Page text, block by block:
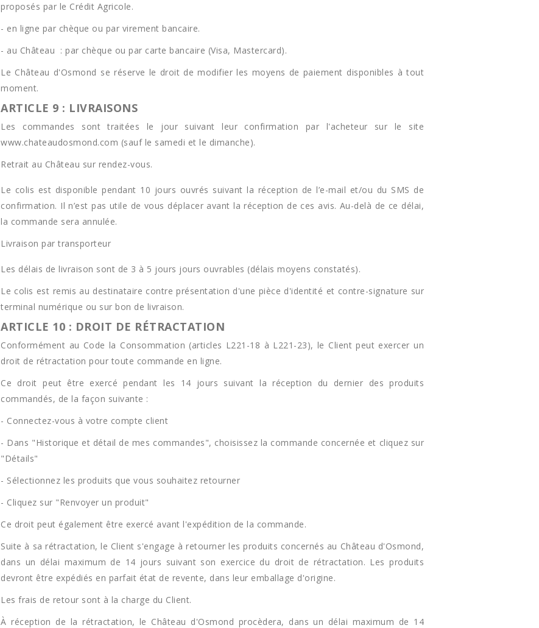
proposés par le Crédit Agricole.
- en ligne par chèque ou par virement bancaire.
- au Château : par chèque ou par carte bancaire (Visa, Mastercard).
Le Château d'Osmond se réserve le droit de modifier les moyens de paiement disponibles à tout
moment.
ARTICLE 9 : LIVRAISONS
Les commandes sont traitées le jour suivant leur confirmation par l'acheteur sur le site
www.chateaudosmond.com (sauf le samedi et le dimanche).
Retrait au Château sur rendez-vous.
Le colis est disponible pendant 10 jours ouvrés suivant la réception de l’e-mail et/ou du SMS de
confirmation. Il n’est pas utile de vous déplacer avant la réception de ces avis. Au-delà de ce délai,
la commande sera annulée.
Livraison par transporteur
Les délais de livraison sont de 3 à 5 jours jours ouvrables (délais moyens constatés).
Le colis est remis au destinataire contre présentation d'une pièce d'identité et contre-signature sur
terminal numérique ou sur bon de livraison.
ARTICLE 10 : DROIT DE RÉTRACTATION
Conformément au Code la Consommation (articles L221-18 à L221-23), le Client peut exercer un
droit de rétractation pour toute commande en ligne.
Ce droit peut être exercé pendant les 14 jours suivant la réception du dernier des produits
commandés, de la façon suivante :
- Connectez-vous à votre compte client
- Dans "Historique et détail de mes commandes", choisissez la commande concernée et cliquez sur
"Détails"
- Sélectionnez les produits que vous souhaitez retourner
- Cliquez sur "Renvoyer un produit"
Ce droit peut également être exercé avant l'expédition de la commande.
Suite à sa rétractation, le Client s'engage à retourner les produits concernés au Château d'Osmond,
dans un délai maximum de 14 jours suivant son exercice du droit de rétractation. Les produits
devront être expédiés en parfait état de revente, dans leur emballage d'origine.
Les frais de retour sont à la charge du Client.
À réception de la rétractation, le Château d'Osmond procèdera, dans un délai maximum de 14